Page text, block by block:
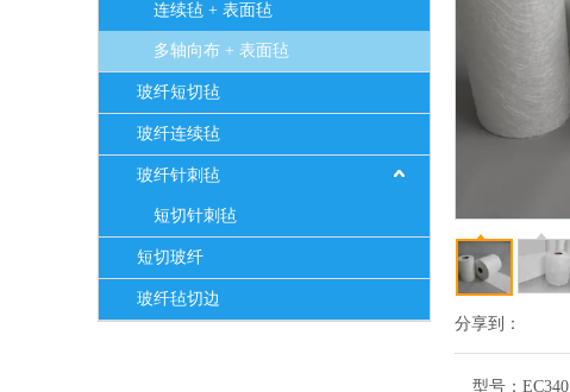
连续毡 + 表面毡
多轴向布 + 表面毡
玻纤短切毡
玻纤连续毡
玻纤针刺毡
短切针刺毡
短切玻纤
玻纤毡切边
分享到：
型号： EC340